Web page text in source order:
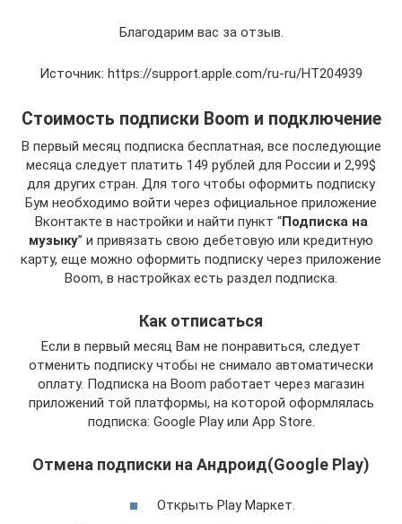
Благодарим вас за отзыв.
Источник: https://support.apple.com/ru-ru/HT204939
Стоимость подписки Boom и подключение
В первый месяц подписка бесплатная, все последующие
месяца следует платить 149 рублей для России и 2,99$
для других стран. Для того чтобы оформить подписку
Бум необходимо войти через официальное приложение
Вконтакте в настройки и найти пункт “Подписка на
музыку” и привязать свою дебетовую или кредитную
карту, еще можно оформить подписку через приложение
Boom, в настройках есть раздел подписка.
Как отписаться
Если в первый месяц Вам не понравиться, следует
отменить подписку чтобы не снимало автоматически
оплату. Подписка на Boom работает через магазин
приложений той платформы, на которой оформлялась
подписка: Google Play или App Store.
Отмена подписки на Андроид(Google Play)
Открыть Play Маркет.